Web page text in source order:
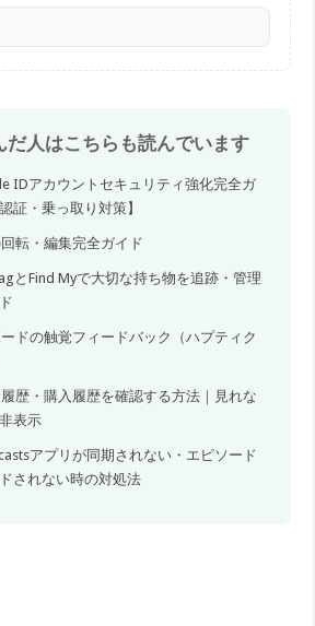
だ人はこちらも読んでいます
IDアカウントセキュリティ強化完全ガ
証・乗っ取り対策】
転・編集完全ガイド
とFind Myで大切な持ち物を追跡・管理
ドの触覚フィードバック（ハプティク
歴・購入履歴を確認する方法｜見れな
表示
アプリが同期されない・エピソード
されない時の対処法